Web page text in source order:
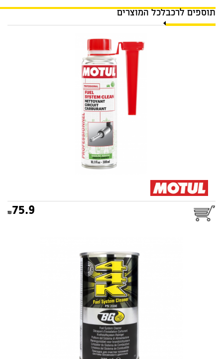
תוספים לרכבלכל המוצרים
תוסף ניקוי מערכת דלק מנוע
בנזין 300ML MOTUL 107809
75.9
תוסף דלק (בנזין) BG 44K